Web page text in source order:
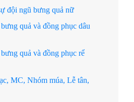
đội ngũ bưng quả nữ
quả và đồng phục dâu
quả và đồng phục rể
MC, Nhóm múa, Lễ tân,